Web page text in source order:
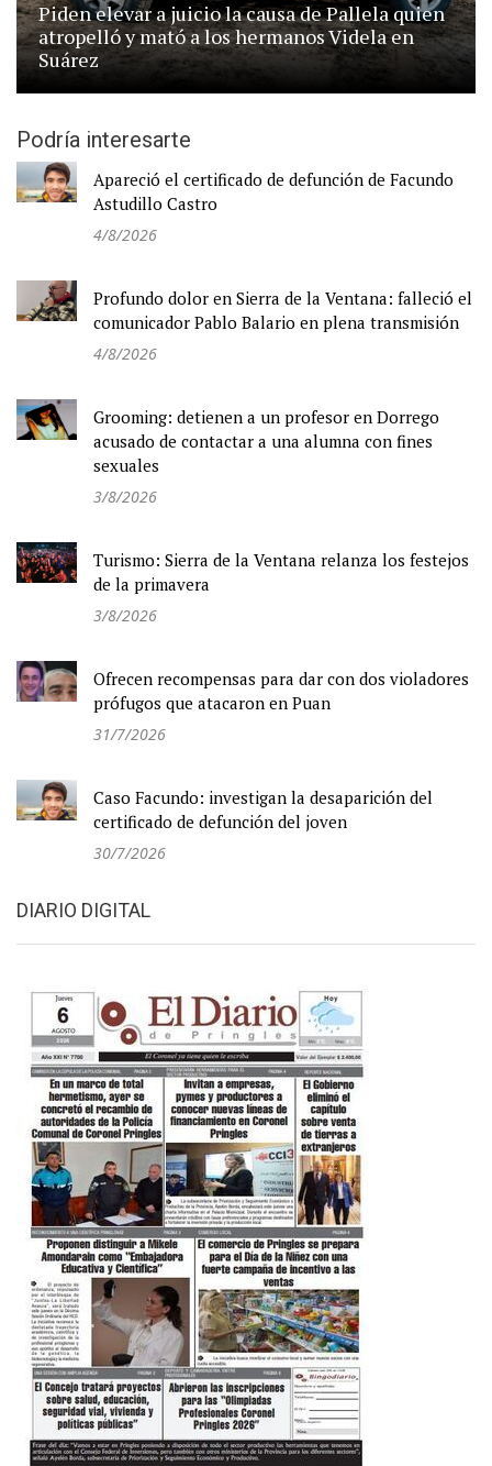
Piden elevar a juicio la causa de Pallela quien
atropelló y mató a los hermanos Videla en
Suárez
Podría interesarte
Apareció el certificado de defunción de Facundo
Astudillo Castro
4/8/2026
Profundo dolor en Sierra de la Ventana: falleció el
comunicador Pablo Balario en plena transmisión
4/8/2026
Grooming: detienen a un profesor en Dorrego
acusado de contactar a una alumna con fines
sexuales
3/8/2026
Turismo: Sierra de la Ventana relanza los festejos
de la primavera
3/8/2026
Ofrecen recompensas para dar con dos violadores
prófugos que atacaron en Puan
31/7/2026
Caso Facundo: investigan la desaparición del
certificado de defunción del joven
30/7/2026
DIARIO DIGITAL